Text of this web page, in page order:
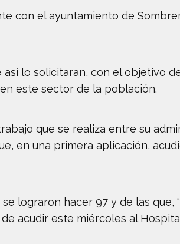
con el ayuntamiento de
lo solicitaran, con el objetivo
este sector de la población.
que se realiza entre su
en una primera aplicación,
lograron hacer 97 y de las que,
acudir este miércoles al